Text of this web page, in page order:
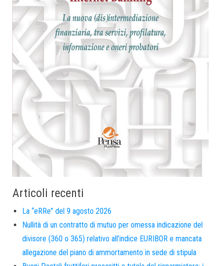
Articoli recenti
La “eRRe” del 9 agosto 2026
Nullità di un contratto di mutuo per omessa indicazione del
divisore (360 o 365) relativo all’indice EURIBOR e mancata
allegazione del piano di ammortamento in sede di stipula